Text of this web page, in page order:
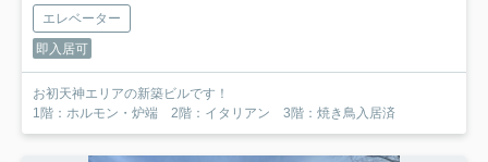
エレベーター
即入居可
お初天神エリアの新築ビルです！
1階：ホルモン・炉端 2階：イタリアン 3階：焼き鳥入居済